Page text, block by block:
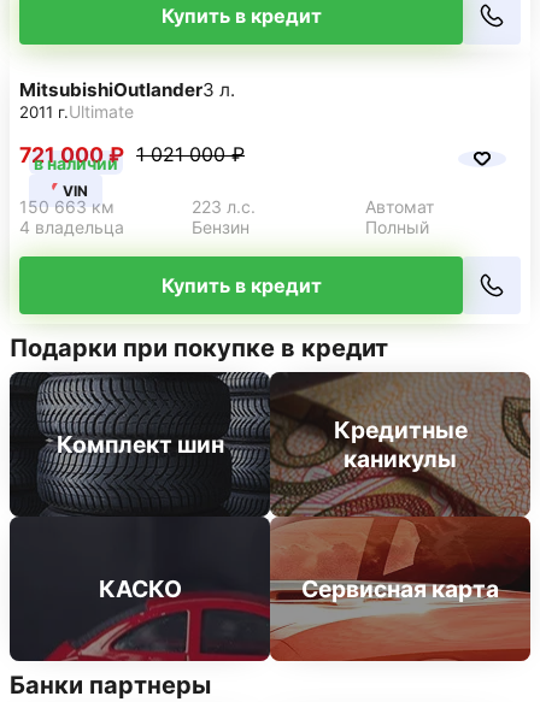
Купить в кредит
в наличии
VIN
MitsubishiOutlander3 л.
2011 г.Ultimate
721 000 ₽ 1 021 000 ₽
150 663 км 223 л.с.
Автомат
4 владельца
Бензин Полный
Купить в кредит
Подарки при покупке в кредит
Комплект шин
Кредитные
каникулы
КАСКО Сервисная карта
Банки партнеры